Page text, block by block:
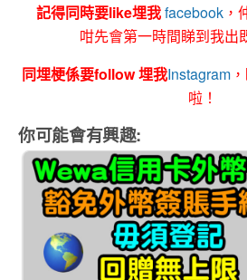
記得同時要like埋我facebook ，
咁先會第一時間睇到我出
同埋梗係要follow 埋我Instagram
啦！
你可能會有興趣: